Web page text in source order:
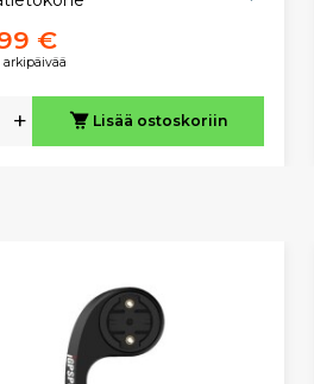
€
arkipäivää
+ Lisää ostoskoriin